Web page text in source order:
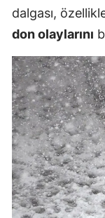
dalgası,
don olaylarını